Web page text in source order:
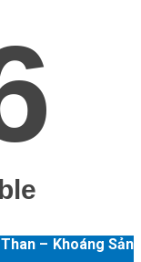
– Khoáng Sản